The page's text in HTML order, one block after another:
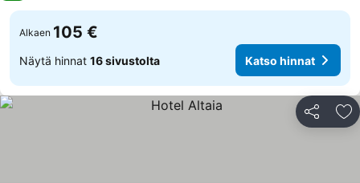
Alkaen 105 €
Näytä hinnat 16 sivustolta Katso hinnat
Jaa